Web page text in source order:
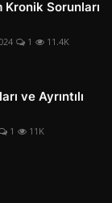
Kronik Sorunları
1 11.4K
ve Ayrıntılı
1 11K